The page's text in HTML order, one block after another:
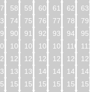
58 59 60 61 62
63
74 75 76 77 78
79
90 91 92 93 94
95
106 107 108 109 110
122 123 124 125 126
138 139 140 141 142
154 155 156 157 158